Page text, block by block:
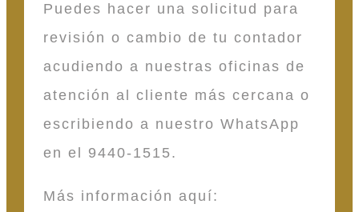
Puedes hacer una solicitud para
revisión o cambio de tu contador
acudiendo a nuestras oficinas de
atención al cliente más cercana o
escribiendo a nuestro WhatsApp
en el 9440-1515.
Más información aquí: